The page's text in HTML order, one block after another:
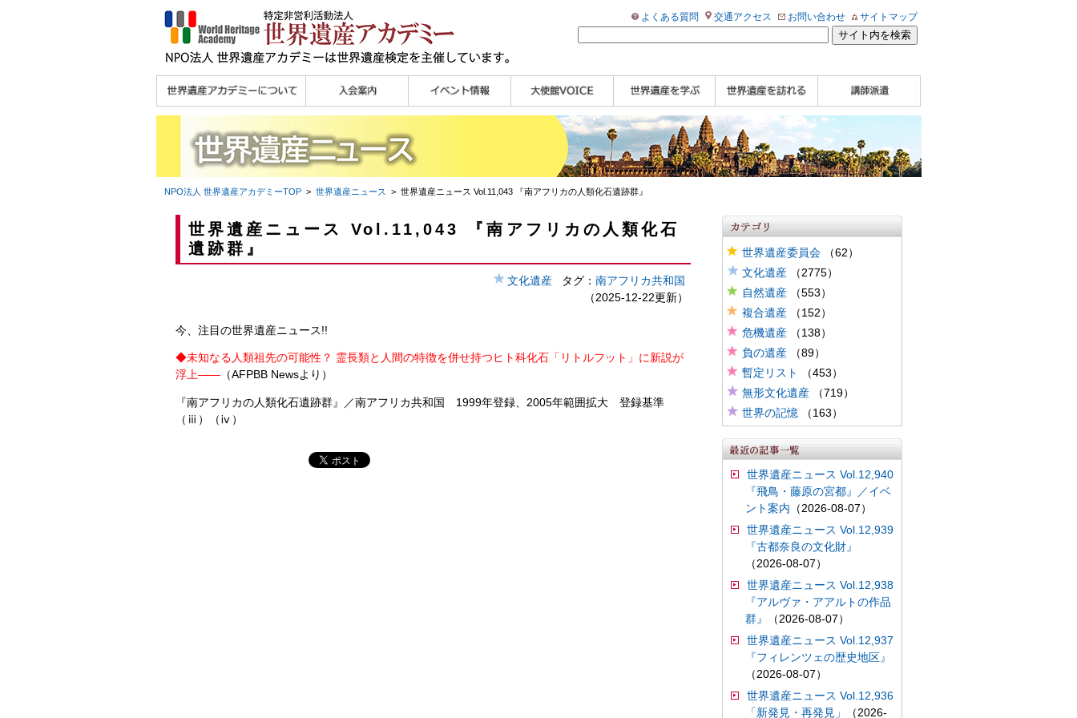
よくある質問 交通アクセス お問い合わせ サイトマップ
理念
メッセージ
主な活動内容
沿革
組織図・役員
研究員紹介 >>
宮澤 光 MIYAZAWA, Hikaru
研究員によるメディ
ア協力など
法人会員・協賛団体
／公認団体
メディア協力／プレ
スリリース
個人会員
法人会員
会報誌サンプル
会員限定ページ 講演会
大使館セミナー
展示会
講座・セミナー
ツアー情報
イベントレポート 研究員ブログ
マイスターのささや
き
WHAフォトギャラリ
ー
世界遺産応援ブログ
世界遺産検定公式
HP
学習アシスト動画
世界遺産ナビ
【pamon】
WHA認定講師について
WHA認定講師 紹介
動画
WHA認定講師 紹介
記事（会報誌）
自治体・民間団体関
係者の方へ
企業関係者の方へ
学校・教育関係者の
方へ
NPO法人 世界遺産アカデミーTOP> 世界遺産ニュース > 世界遺産ニュース Vol.11,043 『南アフリカの人類化石遺跡群』
世界遺産ニュース Vol.11,043 『南アフリカの人類化石
遺跡群』
文化遺産タグ： 南アフリカ共和国
（2025-12-22更新）
今、注目の世界遺産ニュース!!
◆未知なる人類祖先の可能性？ 霊長類と人間の特徴を併せ持つヒト科化石「リトルフット」に新説が
浮上――（AFPBB Newsより）
『南アフリカの人類化石遺跡群』／南アフリカ共和国 1999年登録、2005年範囲拡大 登録基準
（ⅲ）（ⅳ）
世界遺産委員会（62）
文化遺産（2775）
自然遺産（553）
複合遺産（152）
危機遺産（138）
負の遺産（89）
暫定リスト
（453）
無形文化遺産（719）
世界の記憶（163）
世界遺産ニュース Vol.12,940
『飛鳥・藤原の宮都』／イベ
ント案内 （2026-08-07）
世界遺産ニュース Vol.12,939
『古都奈良の文化財』
（2026-08-07）
世界遺産ニュース Vol.12,938
『アルヴァ・アアルトの作品
群』
（2026-08-07）
世界遺産ニュース Vol.12,937
『フィレンツェの歴史地区』
（2026-08-07）
世界遺産ニュース Vol.12,936
「新発見・再発見」
（2026-